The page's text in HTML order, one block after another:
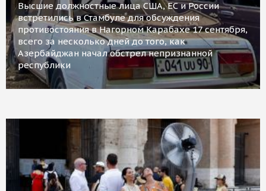
Высшие должностные лица США, ЕС и России
встретились в Стамбуле для обсуждения
противостояния в Нагорном Карабахе 17 сентября,
всего за несколько дней до того, как
Азербайджан начал обстрел непризнанной
республики